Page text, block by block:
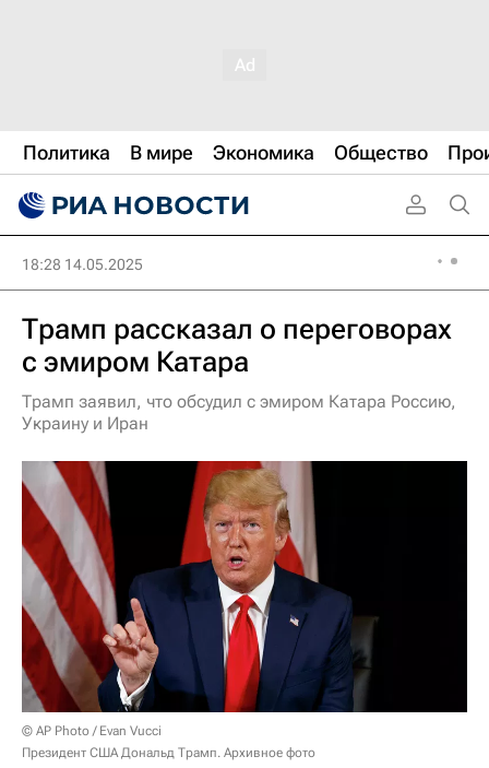
Политика В мире Экономика Общество
18:28 14.05.2025
Трамп рассказал о переговорах
с эмиром Катара
Трамп заявил, что обсудил с эмиром Катара Россию,
Украину и Иран
© AP Photo / Evan Vucci
Президент США Дональд Трамп. Архивное фото